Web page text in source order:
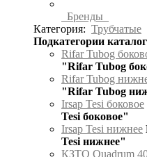
Бренды
Категория: Трубчатые
Подкатегории
Rifar Tubog
"Rifar Tubog
Rifar Tubog
"Rifar Tubog
Irsap Tesi боковое
Tesi боковое"
Irsap Tesi нижнее
Tesi нижнее"
КЗТО Quadrum